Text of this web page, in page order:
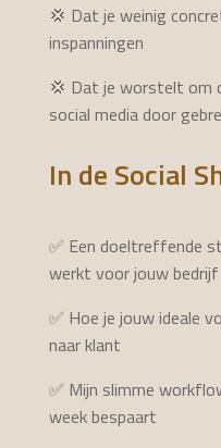
💢 Dat je weinig
inspanningen
💢 Dat je worstelt om
social media door
In de Social
✅ Een doeltreffende
werkt voor jouw bedrijf
✅ Hoe je jouw ideale
naar klant
✅ Mijn slimme
week bespaart